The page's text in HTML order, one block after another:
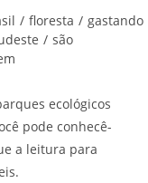
/ floresta / gastando
/ são
ecológicos
pode conhecê-
a leitura para